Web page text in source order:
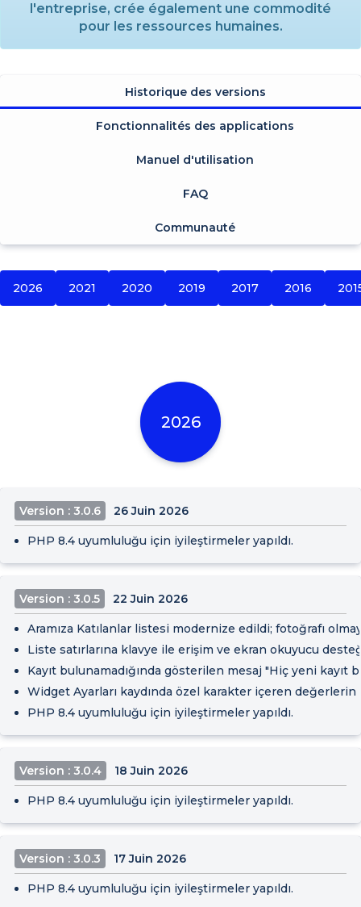
l'entreprise, crée également une commodité
pour les ressources humaines.
Historique des versions
Fonctionnalités des applications
Manuel d'utilisation
FAQ
Communauté
2026 2021 2020 2019 2017 2016
2026
Version : 3.0.6 26 Juin 2026
PHP 8.4 uyumluluğu için iyileştirmeler yapıldı.
Version : 3.0.5 22 Juin 2026
Aramıza Katılanlar listesi modernize edildi; fotoğrafı
Liste satırlarına klavye ile erişim ve ekran okuyucu
Kayıt bulunamadığında gösterilen mesaj "Hiç yeni kayıt
Widget Ayarları kaydında özel karakter içeren değerlerin
PHP 8.4 uyumluluğu için iyileştirmeler yapıldı.
Version : 3.0.4 18 Juin 2026
PHP 8.4 uyumluluğu için iyileştirmeler yapıldı.
Version : 3.0.3 17 Juin 2026
PHP 8.4 uyumluluğu için iyileştirmeler yapıldı.